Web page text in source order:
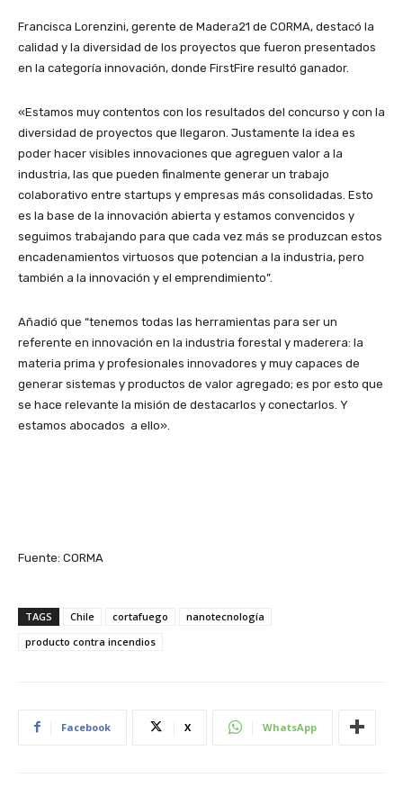
Francisca Lorenzini, gerente de Madera21 de CORMA, destacó la
calidad y la diversidad de los proyectos que fueron presentados
en la categoría innovación, donde FirstFire resultó ganador.
«Estamos muy contentos con los resultados del concurso y con la
diversidad de proyectos que llegaron. Justamente la idea es
poder hacer visibles innovaciones que agreguen valor a la
industria, las que pueden finalmente generar un trabajo
colaborativo entre startups y empresas más consolidadas. Esto
es la base de la innovación abierta y estamos convencidos y
seguimos trabajando para que cada vez más se produzcan estos
encadenamientos virtuosos que potencian a la industria, pero
también a la innovación y el emprendimiento”.
Añadió que “tenemos todas las herramientas para ser un
referente en innovación en la industria forestal y maderera: la
materia prima y profesionales innovadores y muy capaces de
generar sistemas y productos de valor agregado; es por esto que
se hace relevante la misión de destacarlos y conectarlos. Y
estamos abocados a ello».
Fuente: CORMA
TAGS Chile cortafuego
nanotecnología
producto contra incendios
Facebook X WhatsApp